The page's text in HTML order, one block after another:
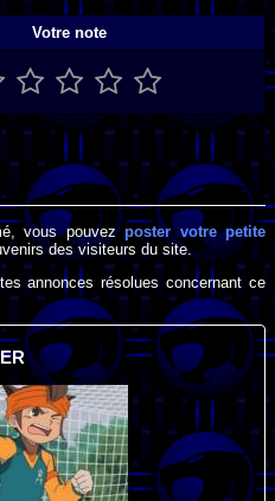
Votre note
vous pouvezposter votre petite
des visiteurs du site.
annonces résolues concernant ce